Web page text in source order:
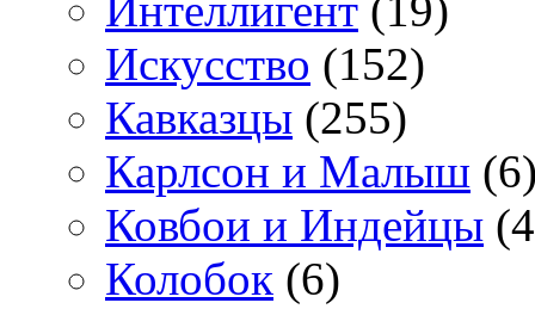
Искусство (152)
Кавказцы (255)
Карлсон и Малыш
Ковбои и Индейцы
Колобок (6)